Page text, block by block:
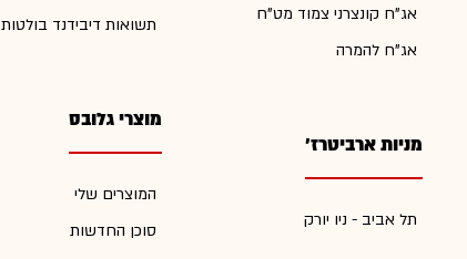
אג"ח קונצרני צמוד מט"ח
אג"ח להמרה
מניות ארביטרז'
תל אביב - ניו יורק
תשואות דיבידנד בולטות
מוצרי גלובס
המוצרים שלי
סוכן החדשות